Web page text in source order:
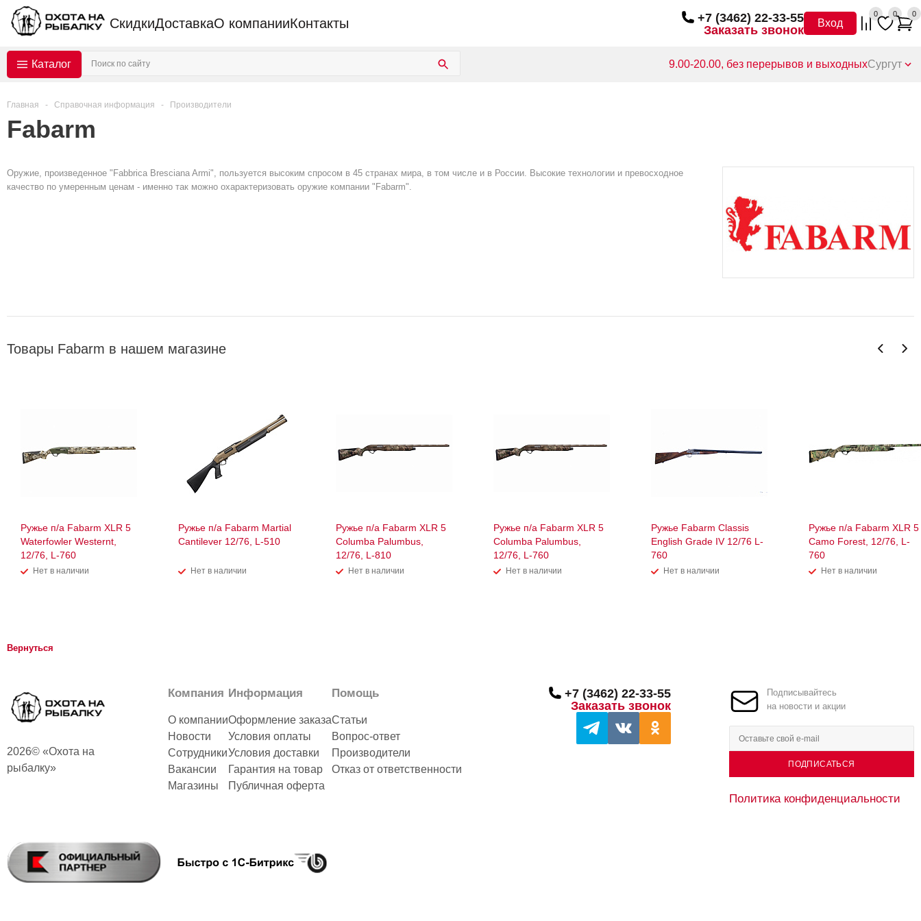
СкидкиДоставкаО компанииКонтакты
+7 (3462) 22-33-55
Заказать звонок
Вход
0 0 0
Каталог 9.00-20.00, без перерывов и выходныхСургут
Главная - Справочная информация - Производители
Fabarm
Оружие, произведенное "Fabbrica Bresciana Armi", пользуется высоким спросом в 45 странах мира, в том числе и в России. Высокие технологии и превосходное
качество по умеренным ценам - именно так можно охарактеризовать оружие компании "Fabarm".
Товары Fabarm в нашем магазине
Ружье п/а Fabarm XLR 5
Waterfowler Westernt,
12/76, L-760
Нет в наличии
Ружье п/а Fabarm Martial
Cantilever 12/76, L-510
Нет в наличии
Ружье п/а Fabarm XLR 5
Columba Palumbus,
12/76, L-810
Нет в наличии
Ружье п/а Fabarm XLR 5
Columba Palumbus,
12/76, L-760
Нет в наличии
Ружье Fabarm Classis
English Grade IV 12/76 L-
760
Нет в наличии
Ружье п/а Fabarm XLR 5
Camo Forest, 12/76, L-
760
Нет в наличии
Вернуться
2026© «Охота на
рыбалку»
Компания
О компании
Новости
Сотрудники
Вакансии
Магазины
Информация
Оформление заказа
Условия оплаты
Условия доставки
Гарантия на товар
Публичная оферта
Помощь
Статьи
Вопрос-ответ
Производители
Отказ от ответственности
+7 (3462) 22-33-55
Заказать звонок
Подписывайтесь
на новости и акции
ПОДПИСАТЬСЯ
Политика конфиденциальности